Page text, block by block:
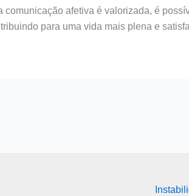
comunicação afetiva é valorizada, é
para uma vida mais plena e